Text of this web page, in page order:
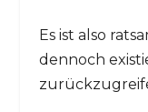
Es ist also
dennoch